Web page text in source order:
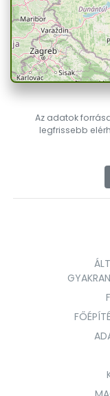
Az adatok
legfrissebb